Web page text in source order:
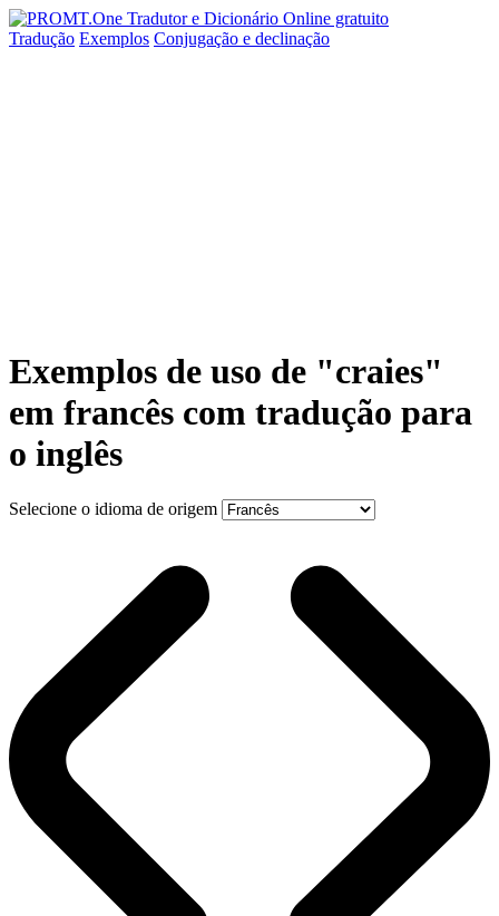
Tradução Exemplos Conjugação e declinação
Exemplos de uso de "craies"
em francês com tradução para
o inglês
Selecione o idioma de origem